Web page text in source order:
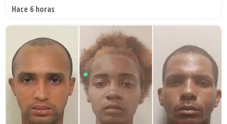
Hace 6 horas